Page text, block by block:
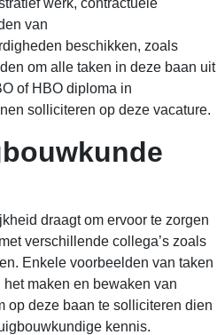
werk, contractuele
van
beschikken, zoals
om alle taken in deze baan uit
of HBO diploma in
solliciteren op deze vacature.
draagt ​​om ervoor te zorgen
verschillende collega’s zoals
Enkele voorbeelden van taken
maken en bewaken van
op deze baan te solliciteren dien
kennis.